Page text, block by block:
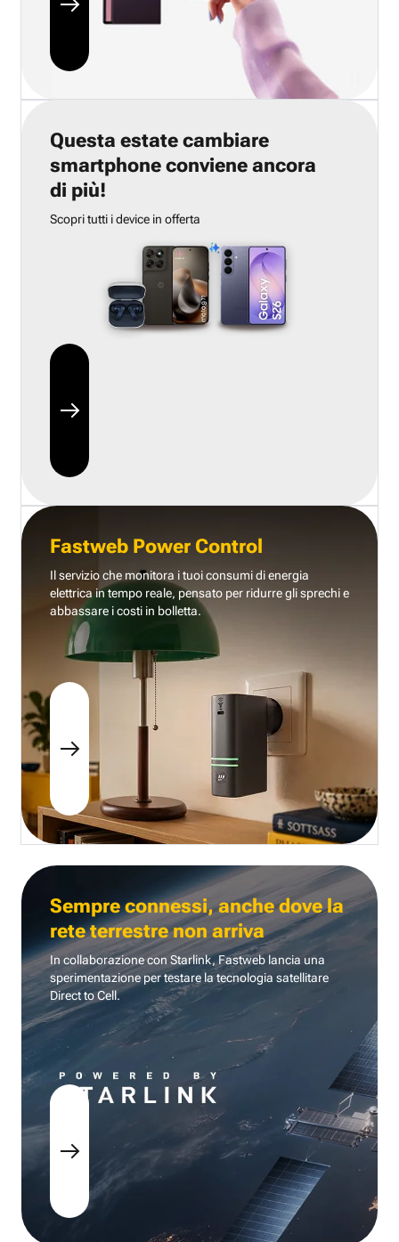
Questa estate cambiare
smartphone conviene ancora
di più!
Scopri tutti i device in offerta
Fastweb Power Control
Il servizio che monitora i tuoi consumi di energia
elettrica in tempo reale, pensato per ridurre gli sprechi e
abbassare i costi in bolletta.
Sempre connessi, anche dove la
rete terrestre non arriva
In collaborazione con Starlink, Fastweb lancia una
sperimentazione per testare la tecnologia satellitare
Direct to Cell.